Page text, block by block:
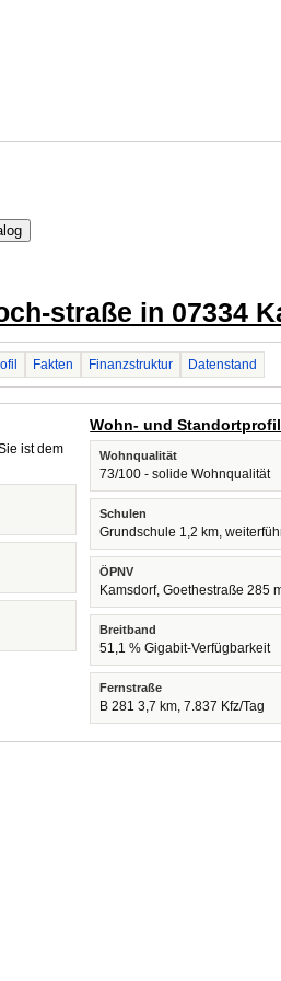
straße in 07334
Fakten Finanzstruktur Datenstand
ist dem
Wohn- und Standortprofil
Wohnqualität
73/100 - solide Wohnqualität
Schulen
Grundschule 1,2 km,
ÖPNV
Kamsdorf, Goethestraße 285
Breitband
51,1 % Gigabit-Verfügbarkeit
Fernstraße
B 281 3,7 km, 7.837 Kfz/Tag